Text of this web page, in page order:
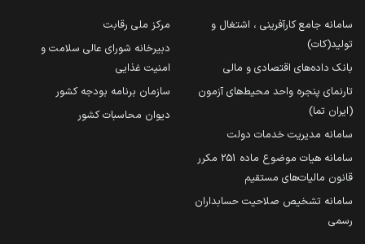
سامانه جامع کارآفرینی ، اشتغال و
تولید(کات)
بانک داده‌های اقتصادی و مالی
تارنمای پنجره واحد محیط‌های آزمون
(ایران تما)
سامانه مدیریت خدمات دولت
سامانه هیات موضوع ماده 251 مکرر
قانون مالیات‌های مستقیم
سامانه تشخیص صلاحیت حسابداران
رسمی
مرکز ملی رقابت
دبیرخانه شورای عالی سلامت و
امنیت غذایی
سازمان برنامه بودجه کشور
دیوان محاسبات کشور